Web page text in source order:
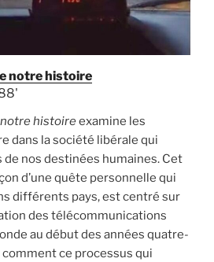
notre histoire
histoireexamine les
dans la société libérale qui
nos destinées humaines. Cet
d’une quête personnelle qui
différents pays, est centré sur
des télécommunications
au début des années quatre-
ce processus qui